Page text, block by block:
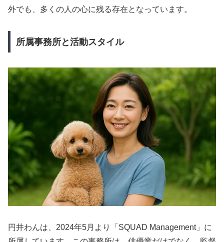
外でも、多くの人の心に残る存在となっています。
所属事務所と活動スタイル
円井わんは、2024年5月より「SQUAD Management」に